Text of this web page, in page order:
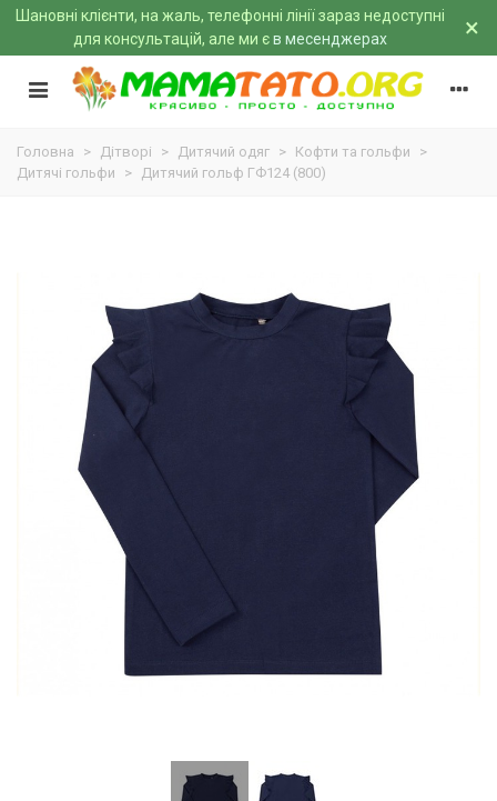
Шановні клієнти, на жаль, телефонні лінії зараз недоступні
для консультацій, але ми єв месенджерах ×
Головна > Дітворі > Дитячий одяг > Кофти та гольфи
>
Дитячі гольфи
> Дитячий гольф ГФ124 (800)